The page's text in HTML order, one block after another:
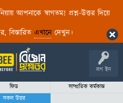
আপনাকে স্বাগতম! প্রশ্ন-উত্তর দিয়ে
বিস্তারিত এখানেদেখুন।
লগ ইন
ফিড
সাম্প্রতিক কর্মকান্ড
সকল উত্তর